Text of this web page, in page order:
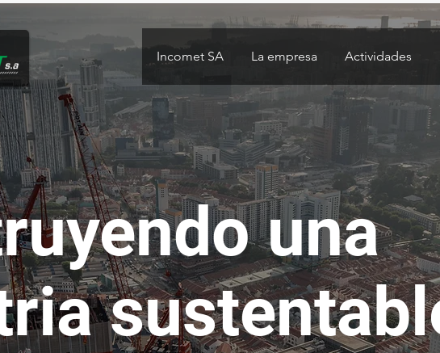
Incomet SA La empresa Actividades
una